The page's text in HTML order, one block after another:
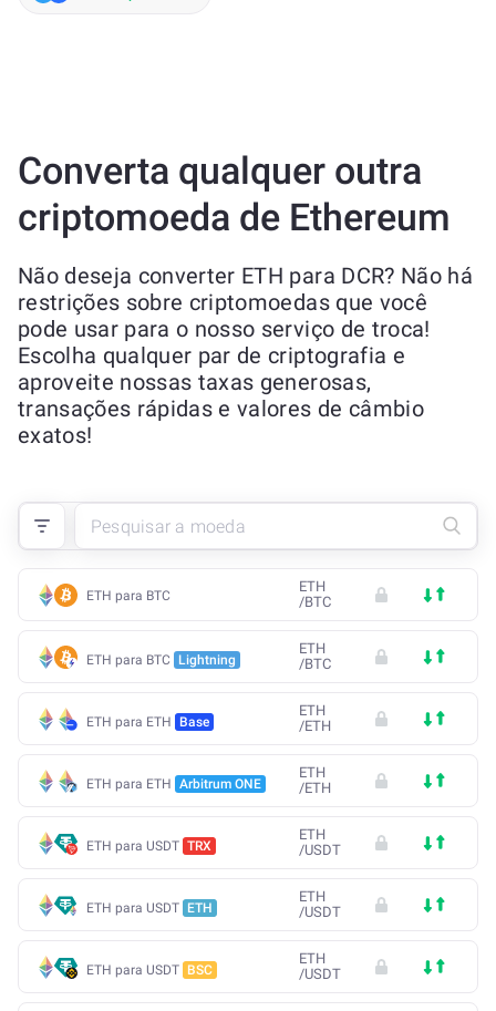
Converta qualquer outra
criptomoeda de Ethereum
Não deseja converter ETH para DCR? Não há
restrições sobre criptomoedas que você
pode usar para o nosso serviço de troca!
Escolha qualquer par de criptografia e
aproveite nossas taxas generosas,
transações rápidas e valores de câmbio
exatos!
ETH para BTC
ETH
/BTC
ETH para BTC Lightning
ETH
/BTC
ETH para ETH Base
ETH
/ETH
ETH para ETH Arbitrum ONE
ETH
/ETH
ETH para USDT TRX
ETH
/USDT
ETH para USDT ETH
ETH
/USDT
ETH para USDT BSC
ETH
/USDT